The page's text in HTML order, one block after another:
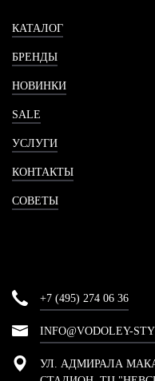
КАТАЛОГ
БРЕНДЫ
НОВИНКИ
SALE
УСЛУГИ
КОНТАКТЫ
СОВЕТЫ
+7 (495) 274 06 36
INFO@VODOLEY-
УЛ. АДМИРАЛА